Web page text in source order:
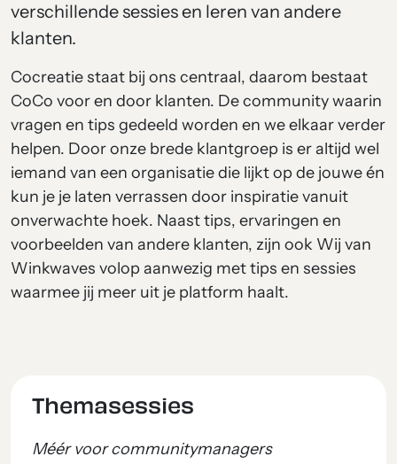
verschillende sessies en leren van andere
klanten.
Cocreatie staat bij ons centraal, daarom bestaat
CoCo voor en door klanten. De community waarin
vragen en tips gedeeld worden en we elkaar verder
helpen. Door onze brede klantgroep is er altijd wel
iemand van een organisatie die lijkt op de jouwe én
kun je je laten verrassen door inspiratie vanuit
onverwachte hoek. Naast tips, ervaringen en
voorbeelden van andere klanten, zijn ook Wij van
Winkwaves volop aanwezig met tips en sessies
waarmee jij meer uit je platform haalt.
Themasessies
Méér voor communitymanagers